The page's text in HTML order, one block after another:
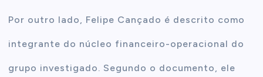
Por outro lado, Felipe Cançado é descrito como
integrante do núcleo financeiro-operacional do
grupo investigado. Segundo o documento, ele